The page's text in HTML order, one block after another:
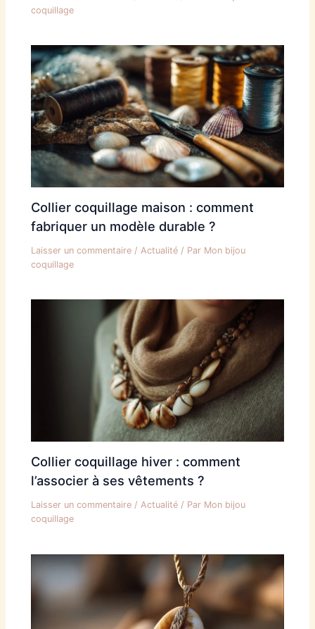
coquillage
Collier coquillage maison : comment
fabriquer un modèle durable ?
Laisser un commentaire / Actualité / Par Mon bijou
coquillage
Collier coquillage hiver : comment
l’associer à ses vêtements ?
Laisser un commentaire / Actualité / Par Mon bijou
coquillage